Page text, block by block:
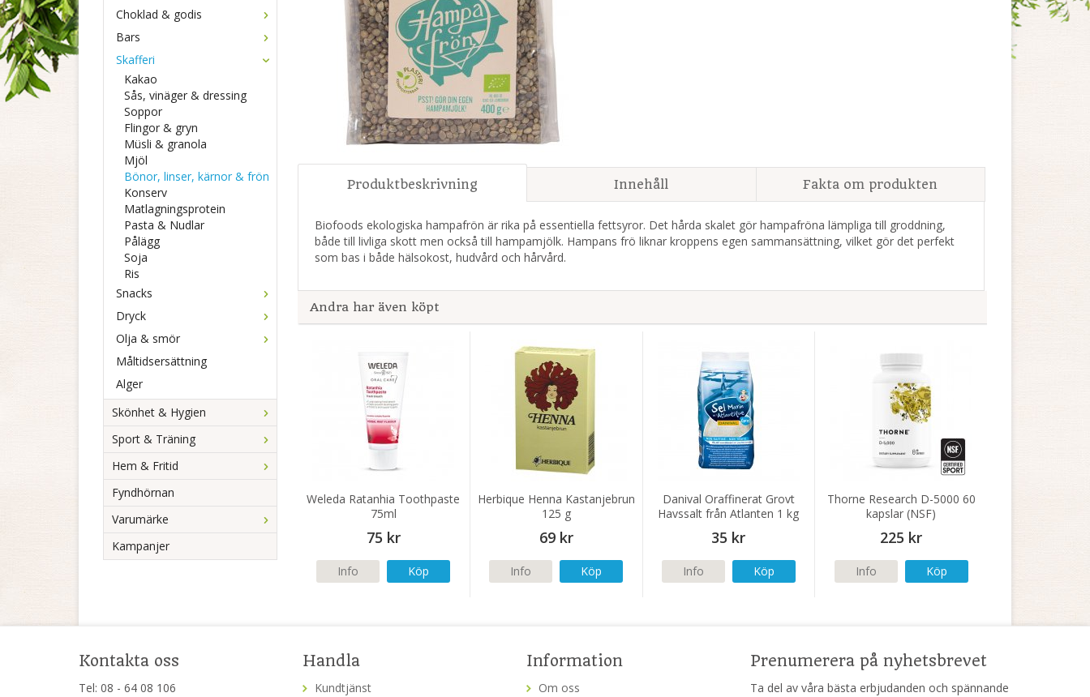
Choklad & godis
Bars
Skafferi
Kakao
Sås, vinäger & dressing
Soppor
Flingor & gryn
Müsli & granola
Mjöl
Bönor, linser, kärnor & frön
Konserv
Matlagningsprotein
Pasta & Nudlar
Pålägg
Soja
Ris
Snacks
Dryck
Olja & smör
Måltidsersättning
Alger
Skönhet & Hygien
Sport & Träning
Hem & Fritid
Fyndhörnan
Varumärke
Kampanjer
Produktbeskrivning Innehåll Fakta om produkten
Biofoods ekologiska hampafrön är rika på essentiella fettsyror. Det hårda skalet gör hampafröna lämpliga till groddning,
både till livliga skott men också till hampamjölk. Hampans frö liknar kroppens egen sammansättning, vilket gör det perfekt
som bas i både hälsokost, hudvård och hårvård.
Andra har även köpt
Weleda Ratanhia Toothpaste
75ml
75 kr
Info Köp
Herbique Henna Kastanjebrun
125 g
69 kr
Info Köp
Danival Oraffinerat Grovt
Havssalt från Atlanten 1 kg
35 kr
Info Köp
Thorne Research D-5000 60
kapslar (NSF)
225 kr
Info Köp
Kontakta oss
Tel: 08 - 64 08 106
Handla
Kundtjänst
Information
Om oss
Prenumerera på nyhetsbrevet
Ta del av våra bästa erbjudanden och spännande